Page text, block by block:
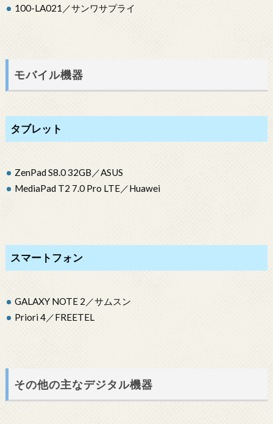
100-LA021／サンワサプライ
モバイル機器
タブレット
ZenPad S8.0 32GB／ASUS
MediaPad T2 7.0 Pro LTE／Huawei
スマートフォン
GALAXY NOTE 2／サムスン
Priori 4／FREETEL
その他の主なデジタル機器